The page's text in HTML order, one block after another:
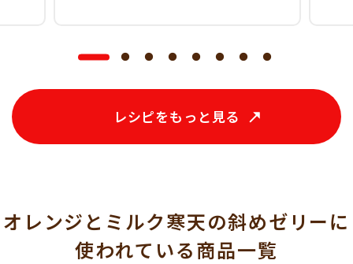
レシピをもっと見る
オレンジとミルク寒天の斜めゼリーに
使われている商品一覧